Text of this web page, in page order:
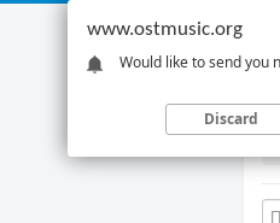
www.ostmusic.org
Would like to send you
Discard